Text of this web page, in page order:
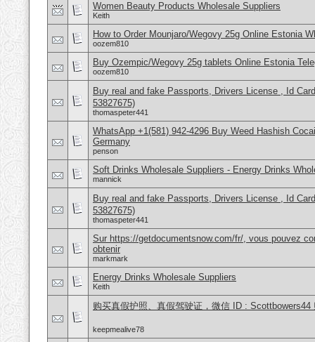
Women Beauty Products Wholesale Suppliers
Keith
How to Order Mounjaro/Wegovy 25g Online Estonia
oozem810
Buy Ozempic/Wegovy 25g tablets Online Estonia
oozem810
Buy real and fake Passports, Drivers License , Id
53827675)
thomaspeter441
WhatsApp +1(581) 942-4296 Buy Weed Hashish
Germany
penson
Soft Drinks Wholesale Suppliers - Energy Drinks
mannick
Buy real and fake Passports, Drivers License , Id
53827675)
thomaspeter441
Sur https://getdocumentsnow.com/fr/, vous pouvez
obtenir
markmark
Energy Drinks Wholesale Suppliers
Keith
购买真假护照、真假驾驶证，微信 ID :
keepmealive78